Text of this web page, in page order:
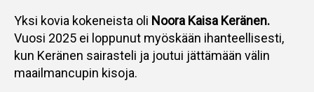
Yksi kovia kokeneista oli Noora Kaisa Keränen.
Vuosi 2025 ei loppunut myöskään ihanteellisesti,
kun Keränen sairasteli ja joutui jättämään välin
maailmancupin kisoja.